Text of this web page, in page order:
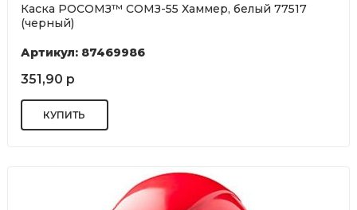
Каска РОСОМЗ™ СОМЗ-55 Хаммер, белый 77517
(черный)
Артикул: 87469986
351,90 р